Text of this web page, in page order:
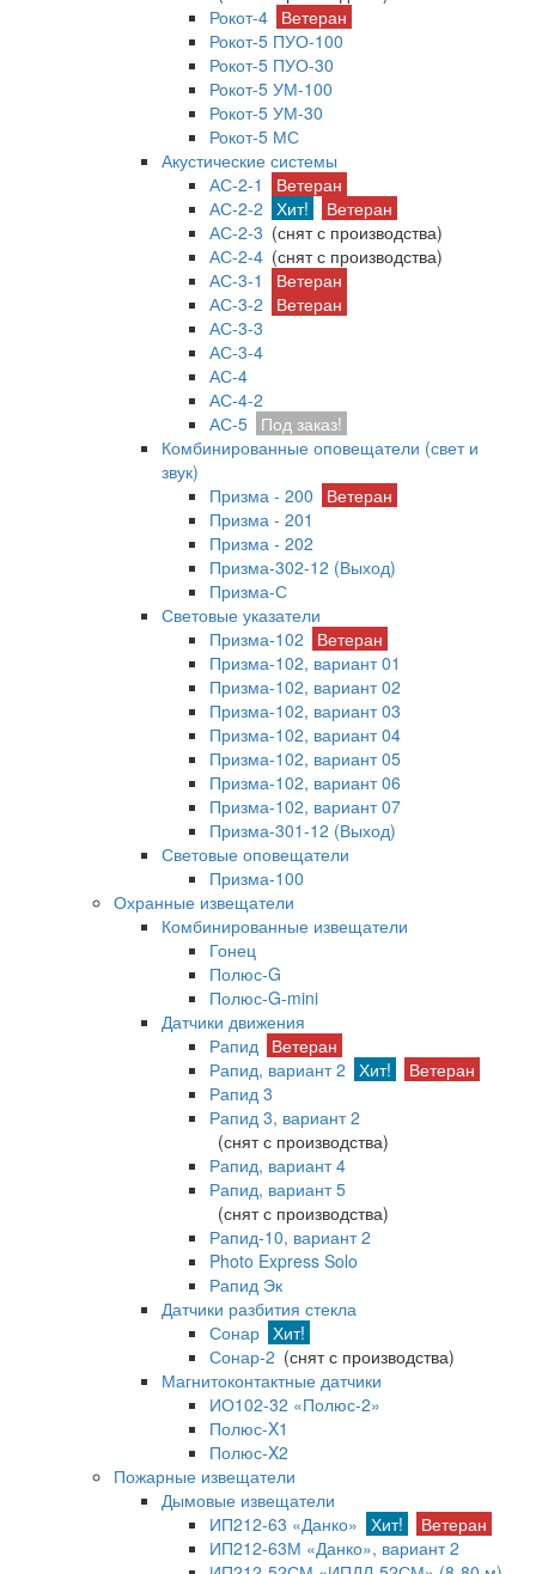
Рокот-4 Ветеран
Рокот-5 ПУО-100
Рокот-5 ПУО-30
Рокот-5 УМ-100
Рокот-5 УМ-30
Рокот-5 МС
Акустические системы
АС-2-1
Ветеран
АС-2-2 Хит!
Ветеран
АС-2-3 (снят с производства)
АС-2-4 (снят с производства)
АС-3-1
Ветеран
АС-3-2
Ветеран
АС-3-3
АС-3-4
АС-4
АС-4-2
АС-5 Под заказ!
Комбинированные оповещатели (свет и
звук)
Призма - 200
Ветеран
Призма - 201
Призма - 202
Призма-302-12 (Выход)
Призма-С
Световые указатели
Призма-102
Ветеран
Призма-102, вариант 01
Призма-102, вариант 02
Призма-102, вариант 03
Призма-102, вариант 04
Призма-102, вариант 05
Призма-102, вариант 06
Призма-102, вариант 07
Призма-301-12 (Выход)
Световые оповещатели
Призма-100
Охранные извещатели
Комбинированные извещатели
Гонец
Полюс-G
Полюс-G-mini
Датчики движения
Рапид Ветеран
Рапид, вариант 2 Хит!
Ветеран
Рапид 3
Рапид 3, вариант 2
(снят с производства)
Рапид, вариант 4
Рапид, вариант 5
(снят с производства)
Рапид-10, вариант 2
Photo Express Solo
Рапид Эк
Датчики разбития стекла
Сонар Хит!
Сонар-2 (снят с производства)
Магнитоконтактные датчики
ИО102-32 «Полюс-2»
Полюс-X1
Полюс-X2
Пожарные извещатели
Дымовые извещатели
ИП212-63 «Данко» Хит!
Ветеран
ИП212-63М «Данко», вариант 2